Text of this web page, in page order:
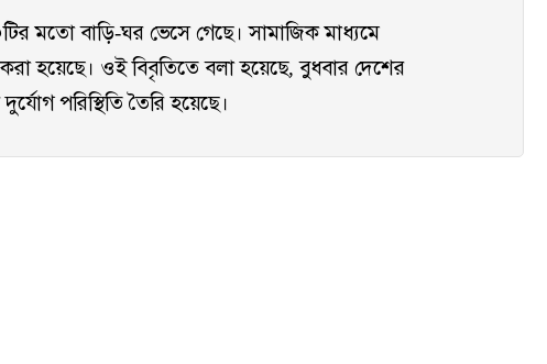
মতো বাড়ি-ঘর ভেসে গেছে। সামাজিক মাধ্যমে
হয়েছে। ওই বিবৃতিতে বলা হয়েছে, বুধবার দেশের
পরিস্থিতি তৈরি হয়েছে।